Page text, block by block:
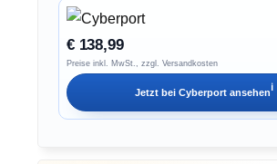
€ 138,99
Preise inkl. MwSt., zzgl. Versandkosten
Jetzt bei Cyberport ansehenℹ︎